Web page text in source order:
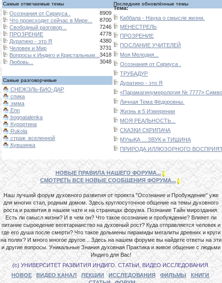
Самые отвечаемые темы Последние обновлённые темы
Осознания от Сириуса .
8909
Что происходит сейчас в Мире...
8700
Свободный разговор...
7246
ПРОЗРЕНИЕ
4778
Дуратино - это Я
4380
Человек и Мир
3731
Вопросы к Индиго и Кристальным...3418
Любовь...
3048
Тема:
Каббала - Наука о смысле жизни.
МЕНЕСТРЕЛЬ
ПРОЗРЕНИЕ
ПОСЛАНИЕ УЧИТЕЛЕЙ
Моя Мелодия...
Осознания от Сириуса .
ТРУБАДУР
Дуратино - это Я
«Парамагинумерология № 7777»
Личная Тема Фёдоровны.
Жизнь в 5 Измерении
МОЯ РЕАЛЬНОСТЬ...
СКАЗКИ СКРИПАЧА
МУзыКА ....ЗВУК и ТИШИНА
ПРИРОДА ИЛЛЮЗОРНОГО
Самые разговорчивые
СНЕЖЭЛЬ-БИО-ДАР
спика
эмма
Enn
bognatalenka
Курортина
Rukola
страж_вселенной
Кувшинка
НОВЫЕ ПРАВИЛА НАШЕГО ФОРУМА...
СМОТРЕТЬ ВСЕ НОВЫЕ СООБЩЕНИЯ ФОРУМА...
Наш лучший форум духовного развития от проекта "Осознание и Пробуждение" уже
для многих стал, родным домом. Здесь круглосуточное общение на темы духовного
роста и развития в нашем чате и на страницах форума. Познание Тайн мироздания.
Есть ли смысл жизни? И в чем он? Что такое осознание и пробуждение? Влияет ли
питание сыроедение вегетарианство на духовный рост? Куда отправляется человек и
где его душа после смерти? Что такое дольмены пирамиды мегалиты древних и круги
на полях? И много многое другое... Здесь на нашем форуме вы найдете ответы на эти
и другие вопросы. Уникальные Знания духовная Практика и живое общение с людьми
Индиго для Вас!
(с) УНИВЕРСИТЕТ РАЗВИТИЯ ИНДИГО. СТАТЬИ, ВИДЕО ИССЛЕДОВАНИЯ.
НОВОЕ
ВИДЕО КАНАЛ ЛЕКЦИИ ИССЛЕДОВАНИЯ ФИЛЬМЫ
КНИГИ